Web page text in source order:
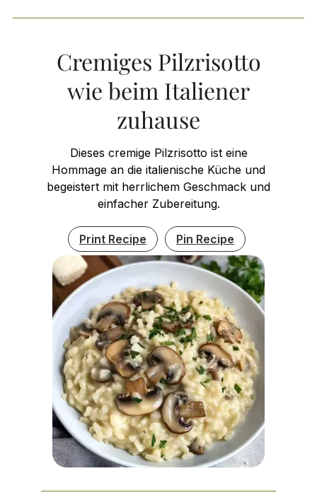
Cremiges Pilzrisotto
wie beim Italiener
zuhause
Dieses cremige Pilzrisotto ist eine
Hommage an die italienische Küche und
begeistert mit herrlichem Geschmack und
einfacher Zubereitung.
Print Recipe Pin Recipe